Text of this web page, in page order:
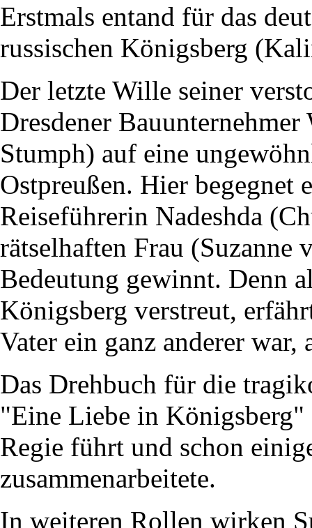
Erstmals entand für das
russischen Königsberg
Der letzte Wille seiner
Dresdener
Stumph) auf eine
Ostpreußen. Hier begegnet
Reiseführerin Nadeshda
rätselhaften Frau
Bedeutung gewinnt. Denn
Königsberg verstreut,
Vater ein ganz anderer war,
Das Drehbuch für die
"Eine Liebe in Königsberg"
Regie führt und schon
zusammenarbeitete.
In weiteren Rollen wirken